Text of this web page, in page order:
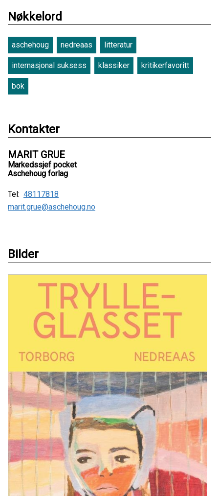
Nøkkelord
aschehoug nedreaas litteratur
internasjonal suksess klassiker kritikerfavoritt
bok
Kontakter
MARIT GRUE
Markedssjef pocket
Aschehoug forlag
Tel: 48117818
marit.grue@aschehoug.no
Bilder